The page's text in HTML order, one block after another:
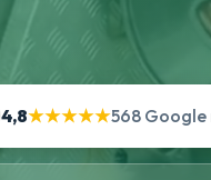
4,8★★★★★568 Google